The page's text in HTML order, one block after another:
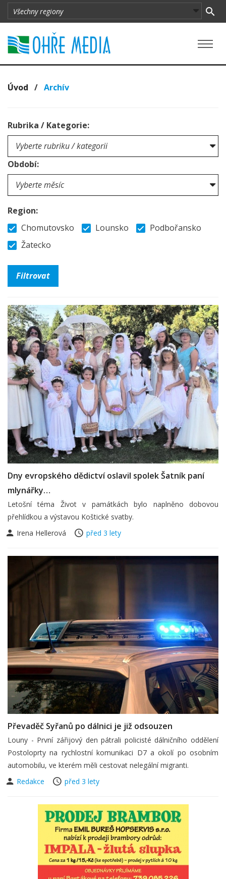
Úvod / Archív
Rubrika / Kategorie:
Období:
Region:
Chomutovsko
Lounsko
Podbořansko
Žatecko
Dny evropského dědictví oslavil spolek Šatník paní
mlynářky…
Letošní téma Život v památkách bylo naplněno dobovou
přehlídkou a výstavou Koštické svatby.
Irena Hellerová
před 3 lety
Převaděč Syřanů po dálnici je již odsouzen
Louny - První zářijový den pátrali policisté dálničního oddělení
Postoloprty na rychlostní komunikaci D7 a okolí po osobním
automobilu, ve kterém měli cestovat nelegální migranti.
Redakce
před 3 lety